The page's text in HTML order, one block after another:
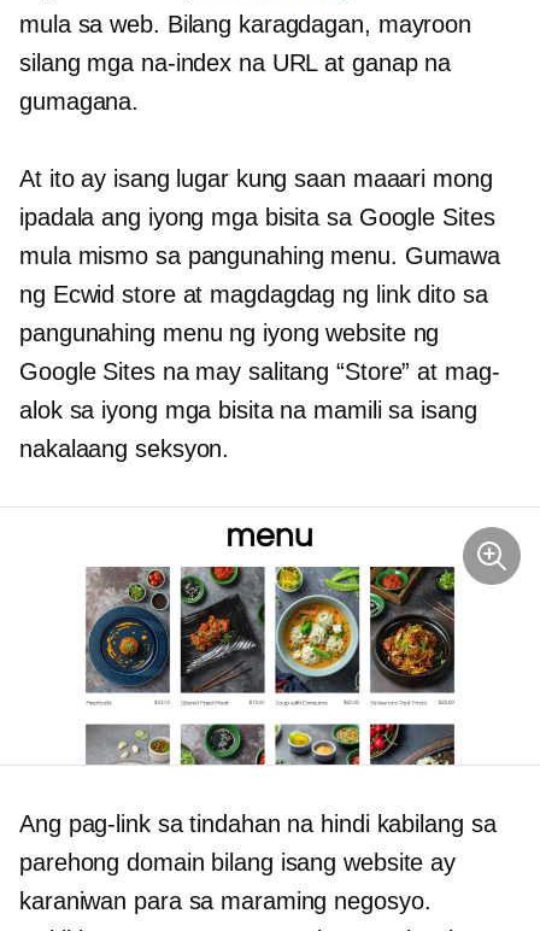
mula sa web. Bilang karagdagan, mayroon
silang mga na-index na URL at ganap na
gumagana.
At ito ay isang lugar kung saan maaari mong
ipadala ang iyong mga bisita sa Google Sites
mula mismo sa pangunahing menu. Gumawa
ng Ecwid store at magdagdag ng link dito sa
pangunahing menu ng iyong website ng
Google Sites na may salitang “Store” at mag-
alok sa iyong mga bisita na mamili sa isang
nakalaang seksyon.
Ang pag-link sa tindahan na hindi kabilang sa
parehong domain bilang isang website ay
karaniwan para sa maraming negosyo.